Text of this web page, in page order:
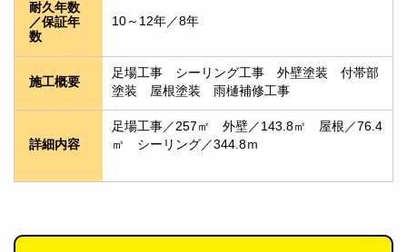
耐久年数
／保証年
数
10～12年／8年
施工概要
足場工事　シーリング工事　外壁塗装　付帯部
塗装　屋根塗装　雨樋補修工事
詳細内容
足場工事／257㎡　外壁／143.8㎡　屋根／76.4
㎡　シーリング／344.8ｍ